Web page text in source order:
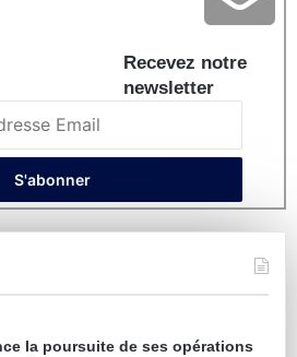
Recevez notre
newsletter
la poursuite de ses opérations